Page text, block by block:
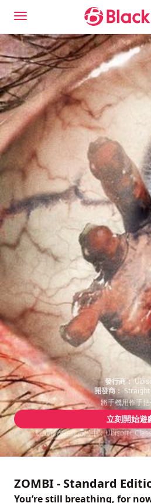
發行商：
開發商：
將手機用作手把
立刻開始遊
遊戲包含在通行證中：Ubisoft+
ZOMBI - Standard
You’re still breathing, for